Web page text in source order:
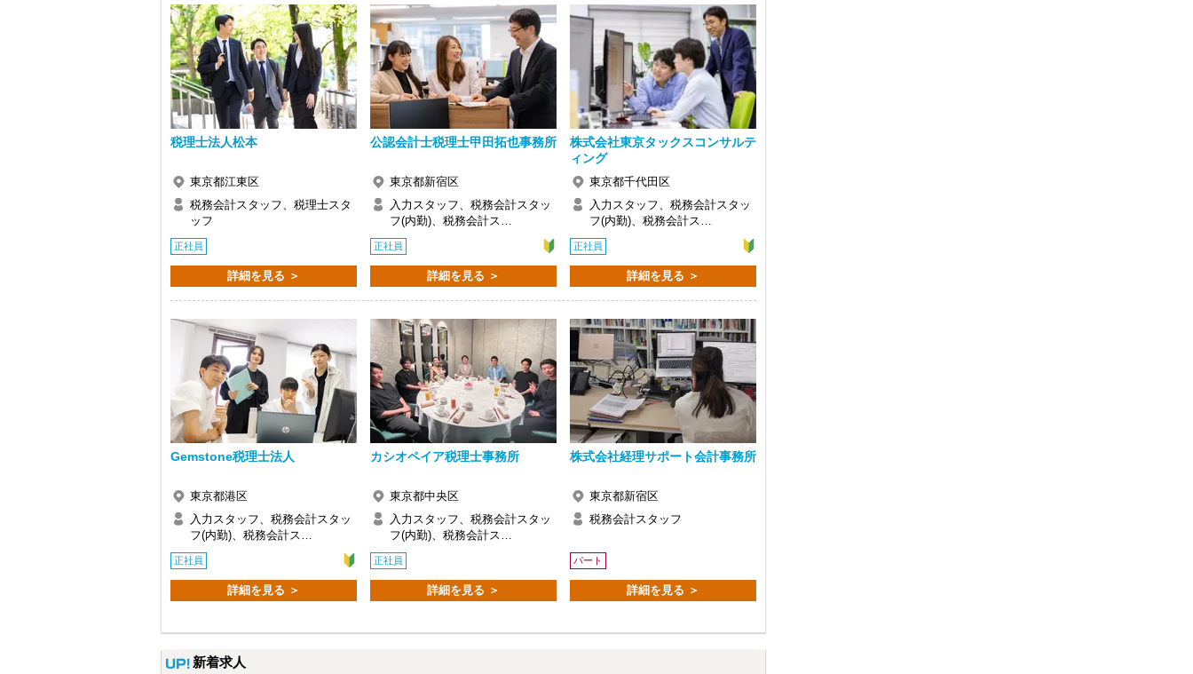
・従業員240名以上に拡大
・会計・税務・財務・労務まで対応
・専門家が在籍しワンストップ支援
＜学びを後押し＞
・書籍購入費／研修費は全額会社負担
・隔月で税法・実務の学習会あり
・資格取得を目指す社員が多数
＜募集の背景＞
・組織力強化に向けた採用
＜先輩スタッフの声＞
Q. 当事務所を選んだ理由は？
A. 幅広い業務を経験できる点に魅力を感じ、入所を決めました。
Q. 実際に働いてみてどうですか？
A. さまざまな業務を任せてもらえるので、以前より成長スピードが上がったと感じています。
Q. 職場の雰囲気は？
A. 上司や先輩に相談しやすく、風通しの良い職場だと感じています。
＜求める人材＞
・税務経験を活かして成長したい方
・キャリアアップ志向のある方
・主体的に業務を進められる方
・顧客対応や提案業務に挑戦したい方
・資産税など専門性を高めたい方
＜まずはカジュアル面談へ＞
・事前に気軽な面談を実施
・仕事内容やキャリアを相談可
・納得後に選考へ進めます
・入社時期は柔軟に対応
・半年～1年の調整も可能
税理士法人松本
東京都江東区
税務会計スタッフ、税理士スタ
ッフ
正社員
詳細を見る ＞
公認会計士税理士甲田拓也事務所
東京都新宿区
入力スタッフ、税務会計スタッ
フ(内勤)、税務会計ス…
正社員
詳細を見る ＞
株式会社東京タックスコンサルテ
ィング
東京都千代田区
入力スタッフ、税務会計スタッ
フ(内勤)、税務会計ス…
正社員
詳細を見る ＞
Gemstone税理士法人
東京都港区
入力スタッフ、税務会計スタッ
フ(内勤)、税務会計ス…
正社員
詳細を見る ＞
カシオペイア税理士事務所
東京都中央区
入力スタッフ、税務会計スタッ
フ(内勤)、税務会計ス…
正社員
詳細を見る ＞
株式会社経理サポート会計事務所
東京都新宿区
税務会計スタッフ
パート
詳細を見る ＞
新着求人